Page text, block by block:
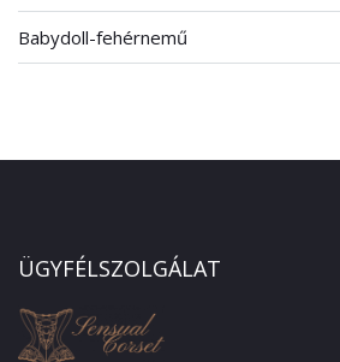
Babydoll-fehérnemű
ÜGYFÉLSZOLGÁLAT